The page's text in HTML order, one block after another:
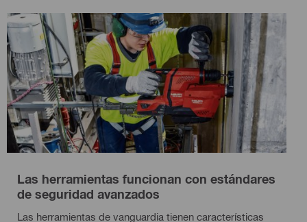
Las herramientas funcionan con estándares
de seguridad avanzados
Las herramientas de vanguardia tienen características